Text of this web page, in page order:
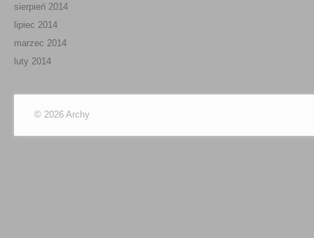
sierpień 2014
lipiec 2014
marzec 2014
luty 2014
© 2026 Archy